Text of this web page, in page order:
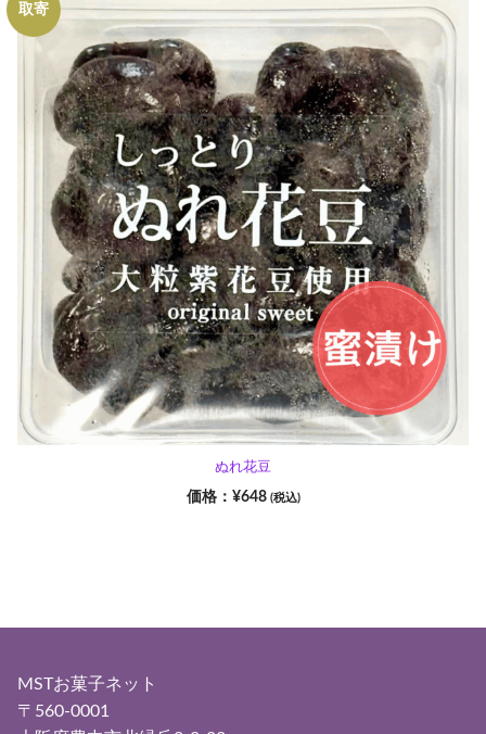
取寄
ぬれ花豆
¥648 (税込)
MSTお菓子ネット
〒560-0001